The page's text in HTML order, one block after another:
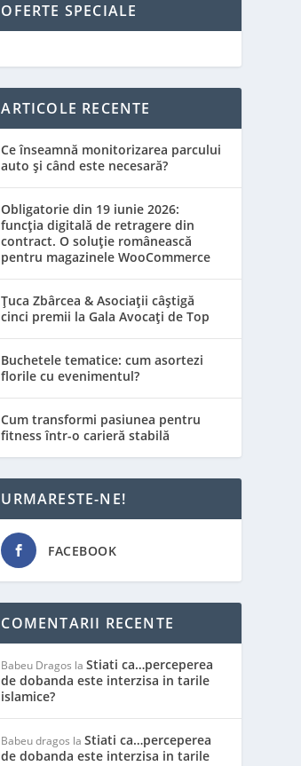
OFERTE SPECIALE
ARTICOLE RECENTE
Ce înseamnă monitorizarea parcului
auto și când este necesară?
Obligatorie din 19 iunie 2026:
funcția digitală de retragere din
contract. O soluție românească
pentru magazinele WooCommerce
Țuca Zbârcea & Asociații câștigă
cinci premii la Gala Avocați de Top
Buchetele tematice: cum asortezi
florile cu evenimentul?
Cum transformi pasiunea pentru
fitness într-o carieră stabilă
URMARESTE-NE!
FACEBOOK
COMENTARII RECENTE
Babeu Dragos laStiati ca…perceperea
de dobanda este interzisa in tarile
islamice?
Babeu dragos laStiati ca…perceperea
de dobanda este interzisa in tarile